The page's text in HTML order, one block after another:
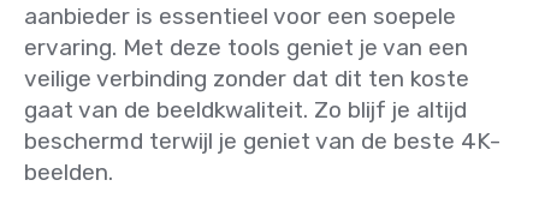
aanbieder is essentieel voor een soepele
ervaring. Met deze tools geniet je van een
veilige verbinding zonder dat dit ten koste
gaat van de beeldkwaliteit. Zo blijf je altijd
beschermd terwijl je geniet van de beste 4K-
beelden.